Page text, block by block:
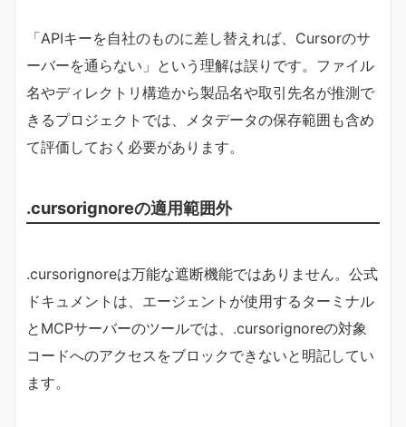
「APIキーを自社のものに差し替えれば、Cursorのサ
ーバーを通らない」という理解は誤りです。ファイル
名やディレクトリ構造から製品名や取引先名が推測で
きるプロジェクトでは、メタデータの保存範囲も含め
て評価しておく必要があります。
.cursorignoreの適用範囲外
.cursorignoreは万能な遮断機能ではありません。公式
ドキュメントは、エージェントが使用するターミナル
とMCPサーバーのツールでは、.cursorignoreの対象
コードへのアクセスをブロックできないと明記してい
ます。